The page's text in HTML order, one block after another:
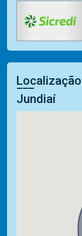
Jundiaí